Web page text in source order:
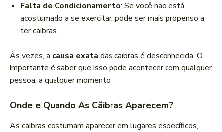
Falta de Condicionamento: Se você não está
acostumado a se exercitar, pode ser mais propenso a
ter cãibras.
Às vezes, a causa exata das cãibras é desconhecida. O
importante é saber que isso pode acontecer com qualquer
pessoa, a qualquer momento.
Onde e Quando As Cãibras Aparecem?
As cãibras costumam aparecer em lugares específicos,